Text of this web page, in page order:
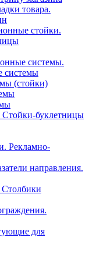
товара.
стойки.
системы.
системы
(стойки)
Стойки-буклетницы
Рекламно-
направления.
для